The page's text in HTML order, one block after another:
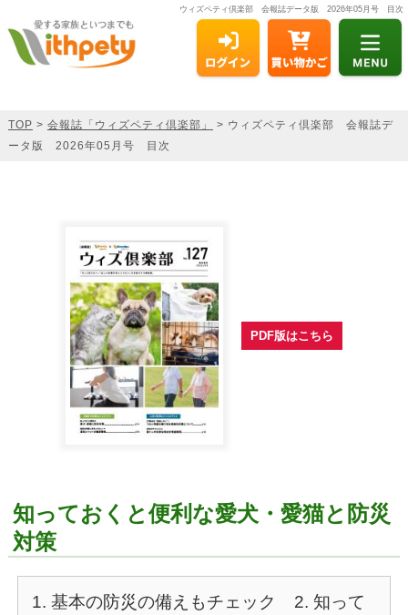
ウィズペティ倶楽部 会報誌データ版 2026年05月号 目次
TOP > 会報誌「ウィズペティ倶楽部」
> ウィズペティ倶楽部 会報誌デ
ータ版 2026年05月号 目次
PDF版はこちら
知っておくと便利な愛犬・愛猫と防災
対策
1. 基本の防災の備えもチェック
2. 知って